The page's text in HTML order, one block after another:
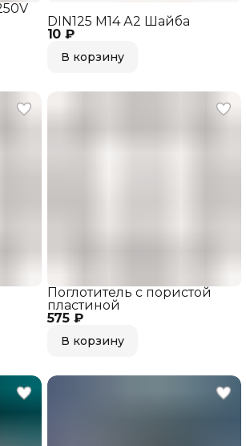
10 ₽
DIN125 M14 А2 Шайба
В корзину
575 ₽
Поглотитель с пористой
пластиной
В корзину